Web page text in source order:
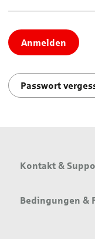
Anmelden
Passwort
Kontakt &
Bedingungen &